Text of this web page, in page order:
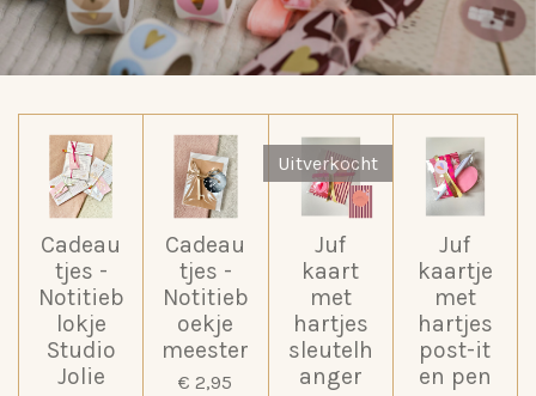
Cadeau
tjes -
Notitieb
lokje
Studio
Jolie
Cadeau
tjes -
Notitieb
oekje
meester
€ 2,95
Uitverkocht
Juf
kaart
met
hartjes
sleutelh
anger
Juf
kaartje
met
hartjes
post-it
en pen